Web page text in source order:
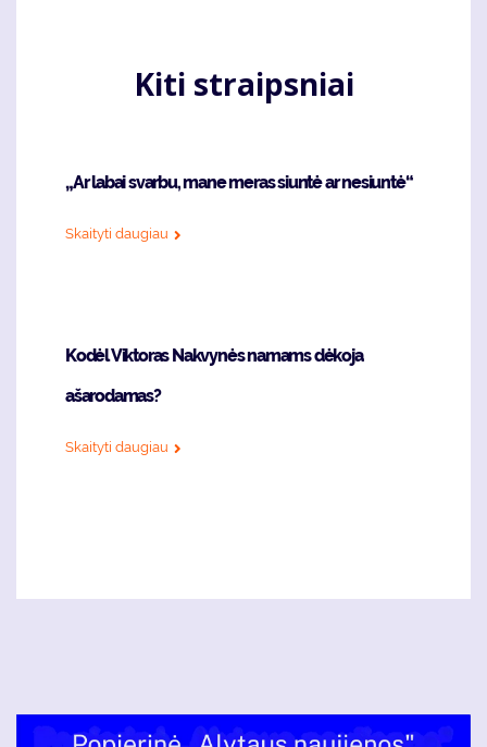
Kiti straipsniai
„Ar labai svarbu, mane meras siuntė ar nesiuntė“
Skaityti daugiau
Kodėl Viktoras Nakvynės namams dėkoja
ašarodamas?
Skaityti daugiau